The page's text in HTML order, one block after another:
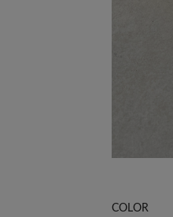
COLOR